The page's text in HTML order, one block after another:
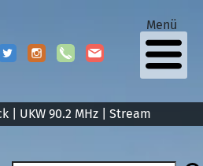
| UKW 90.2 MHz | Stream
Menü